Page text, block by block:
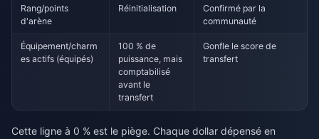
Rang/points
d'arène
Réinitialisation
Confirmé par la
communauté
Équipement/charm
es actifs (équipés)
100 % de
puissance, mais
comptabilisé
avant le
transfert
Gonfle le score de
transfert
Cette ligne à 0 % est le piège. Chaque dollar dépensé en